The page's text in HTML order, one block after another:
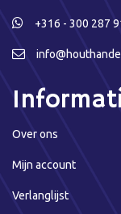
+316 - 300 287
Over ons
Mijn account
Verlanglijst